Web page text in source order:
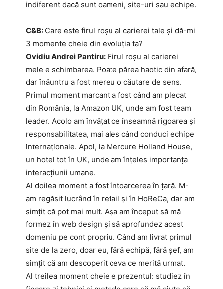
indiferent dacă sunt oameni, site-uri sau echipe.
C&B: Care este firul roșu al carierei tale și dă-mi
3 momente cheie din evoluția ta?
Ovidiu Andrei Pantiru: Firul roșu al carierei
mele e schimbarea. Poate părea haotic din afară,
dar înăuntru a fost mereu o căutare de sens.
Primul moment marcant a fost când am plecat
din România, la Amazon UK, unde am fost team
leader. Acolo am învățat ce înseamnă rigoarea și
responsabilitatea, mai ales când conduci echipe
internaționale. Apoi, la Mercure Holland House,
un hotel tot în UK, unde am înțeles importanța
interacțiunii umane.
Al doilea moment a fost întoarcerea în țară. M-
am regăsit lucrând în retail și în HoReCa, dar am
simțit că pot mai mult. Așa am început să mă
formez în web design și să aprofundez acest
domeniu pe cont propriu. Când am livrat primul
site de la zero, doar eu, fără echipă, fără șef, am
simțit că am descoperit ceva ce merită urmat.
Al treilea moment cheie e prezentul: studiez în